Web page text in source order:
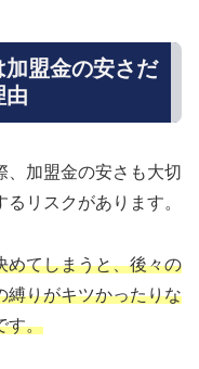
盟金の安さだ
由
、加盟金の安さも大切
リスクがあります。
めてしまうと、後々の
縛りがキツかったりな
す。